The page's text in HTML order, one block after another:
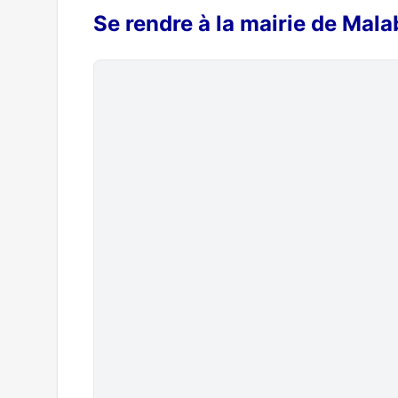
Se rendre à la mairie de